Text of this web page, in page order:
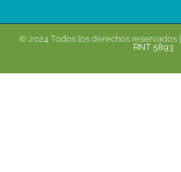
© 2024 Todos los derechos reservados |
RNT 5893